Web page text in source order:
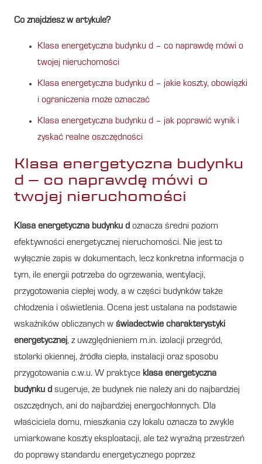
Co znajdziesz w artykule?
Klasa energetyczna budynku d – co naprawdę mówi o
twojej nieruchomości
Klasa energetyczna budynku d – jakie koszty, obowiązki
i ograniczenia może oznaczać
Klasa energetyczna budynku d – jak poprawić wynik i
zyskać realne oszczędności
Klasa energetyczna budynku
d – co naprawdę mówi o
twojej nieruchomości
Klasa energetyczna budynku d oznacza średni poziom
efektywności energetycznej nieruchomości. Nie jest to
wyłącznie zapis w dokumentach, lecz konkretna informacja o
tym, ile energii potrzeba do ogrzewania, wentylacji,
przygotowania ciepłej wody, a w części budynków także
chłodzenia i oświetlenia. Ocena jest ustalana na podstawie
wskaźników obliczanych w świadectwie charakterystyki
energetycznej, z uwzględnieniem m.in. izolacji przegród,
stolarki okiennej, źródła ciepła, instalacji oraz sposobu
przygotowania c.w.u. W praktyce klasa energetyczna
budynku d sugeruje, że budynek nie należy ani do najbardziej
oszczędnych, ani do najbardziej energochłonnych. Dla
właściciela domu, mieszkania czy lokalu oznacza to zwykle
umiarkowane koszty eksploatacji, ale też wyraźną przestrzeń
do poprawy standardu energetycznego poprzez